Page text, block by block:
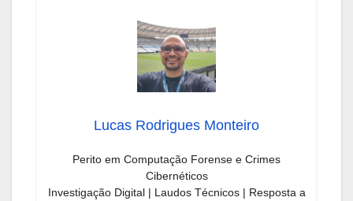
Lucas Rodrigues Monteiro
Perito em Computação Forense e Crimes
Cibernéticos
Investigação Digital | Laudos Técnicos | Resposta a